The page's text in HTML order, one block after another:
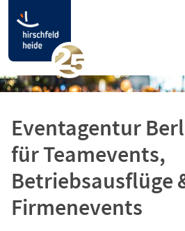
Eventagentur
für Teamevents,
Betriebsausflüge
Firmenevents